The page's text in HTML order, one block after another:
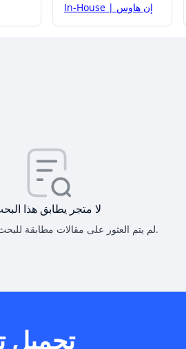
In-House | إن هاوس
لا متجر يطابق هذا
لم يتم العثور على مقالات مطابقة للبحث الذي تم تحديده.